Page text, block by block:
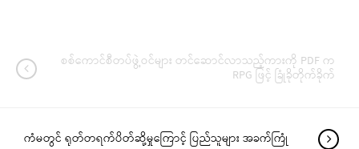
စစ်ကောင်စီတပ်ဖွဲ့ဝင်များ တင်ဆောင်လာသည့်ကားကို PDF က
RPG ဖြင့် ခြုံခိုတိုက်ခိုက်
ကံမတွင် ရုတ်တရက်ပိတ်ဆို့မှုကြောင့် ပြည်သူများ အခက်ကြုံ